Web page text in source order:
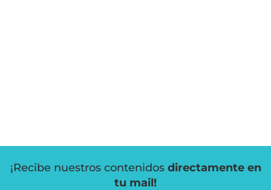
¡Recibe nuestros contenidos directamente en
tu mail!